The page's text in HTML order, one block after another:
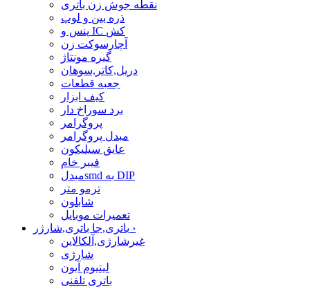
نقطه جوش زن باتری
ذره بین و لوپ
پنس و IC کش
آچارسوکت زن
گیره مونتاژ
دریل,کاتر,سوهان
جعبه قطعات
کیف ابزار
برد سوراخ دار
پروگرامر
مبدل پروگرامر
عایق سیلیکون
فیبر خام
مبدلsmd به DIP
ترمو متر
شابلون
تعمیرات موبایل
›
غیرشارژی,آلکالاین
شارژی
لیتیوم آیون
باتری تلفنی